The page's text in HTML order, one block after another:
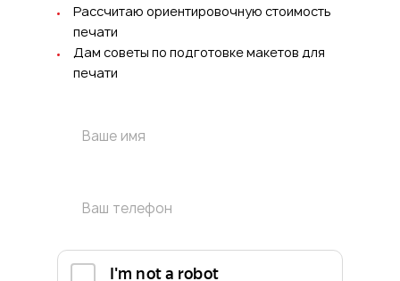
Рассчитаю ориентировочную стоимость
печати
Дам советы по подготовке макетов для
печати